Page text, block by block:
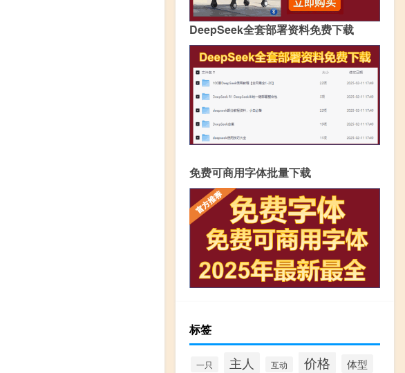
DeepSeek全套部署资料免费下载
免费可商用字体批量下载
标签
一只 主人 互动 价格 体型